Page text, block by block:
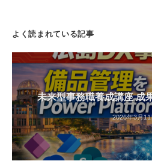
よく読まれている記事
未来型事務職養成講座 成
2026年3月11